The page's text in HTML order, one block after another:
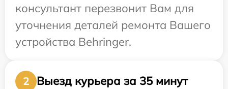
консультант перезвонит Вам для
уточнения деталей ремонта Вашего
устройства Behringer.
2
Выезд курьера за 35 минут